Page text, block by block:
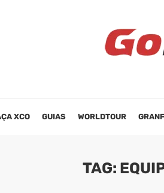
XCO GUIAS WORLDTOUR
TAG: